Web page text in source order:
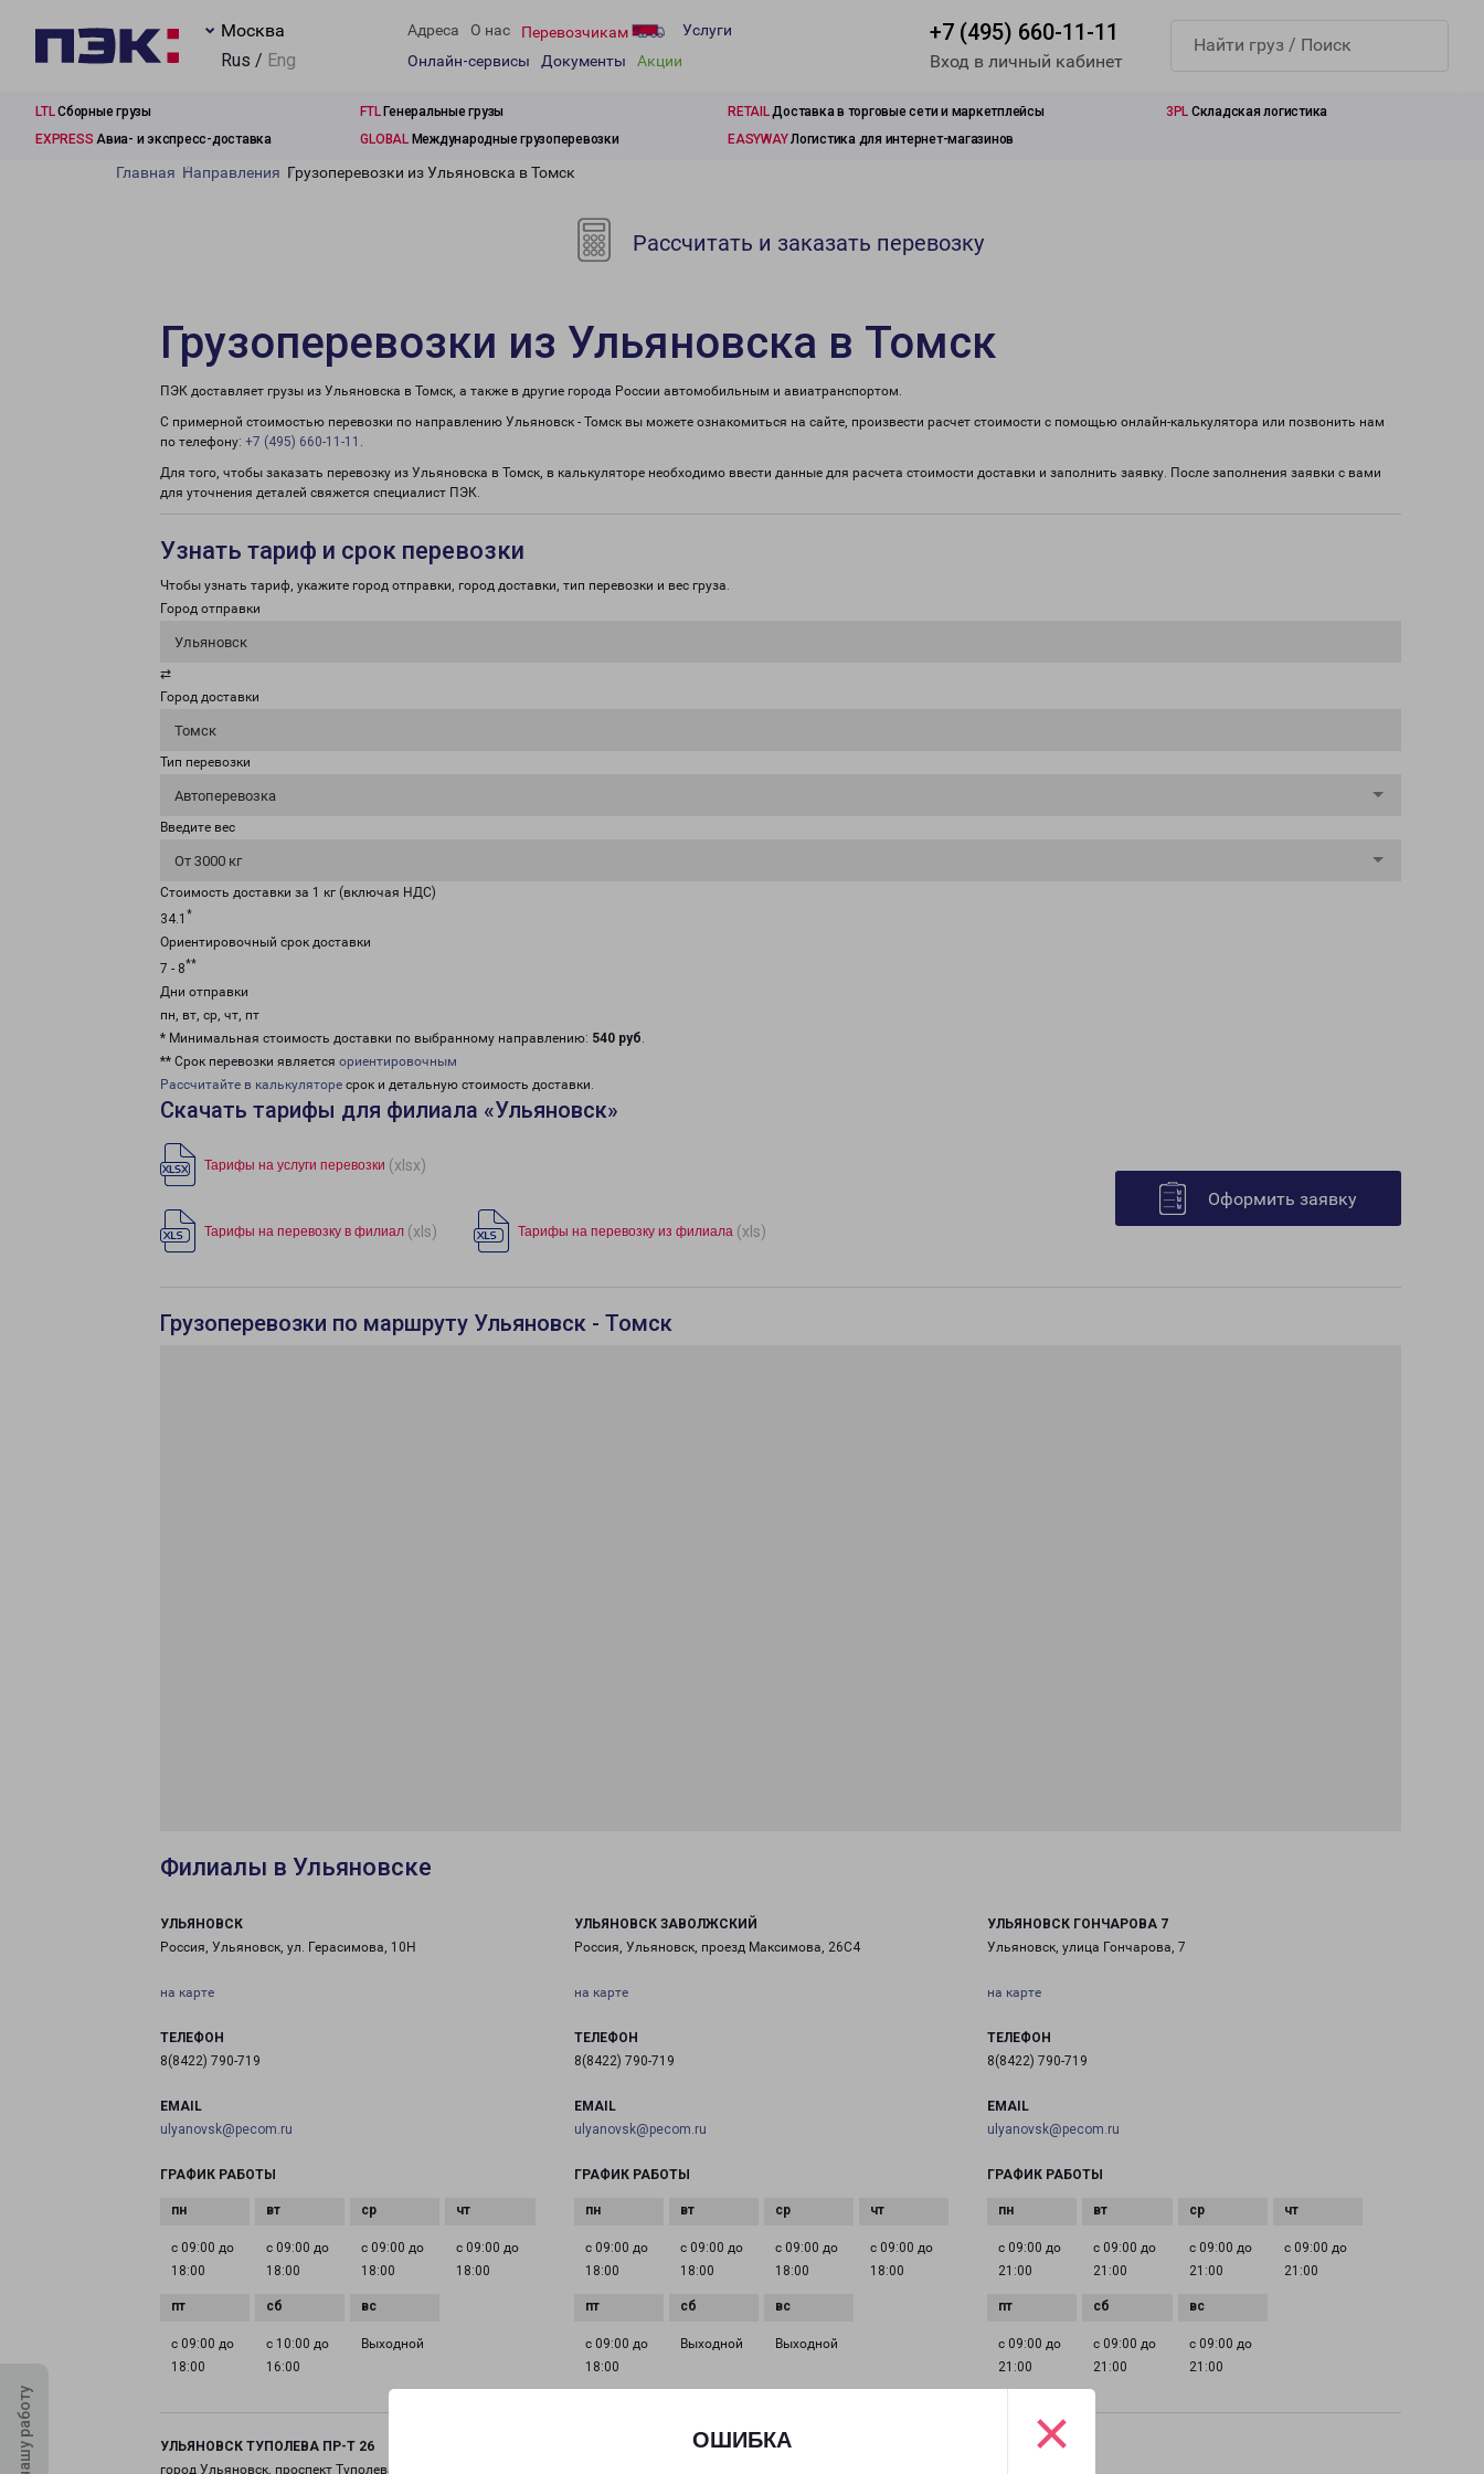
ОШИБКА ×
Москва
Rus / Eng
Адреса О нас Перевозчикам
Услуги
Онлайн-сервисы
Документы Акции
+7 (495) 660-11-11
Вход в личный кабинет
LTLСборные грузы FTLГенеральные грузы RETAILДоставка в торговые сети и маркетплейсы 3PL Складская логистика
EXPRESS Авиа- и экспресс-доставка GLOBALМеждународные грузоперевозки EASYWAYЛогистика для интернет-магазинов
Главная Направления Грузоперевозки из Ульяновска в Томск
Рассчитать и заказать перевозку
Грузоперевозки из Ульяновска в Томск
ПЭК доставляет грузы из Ульяновска в Томск, а также в другие города России автомобильным и авиатранспортом.
С примерной стоимостью перевозки по направлению Ульяновск - Томск вы можете ознакомиться на сайте, произвести расчет стоимости с помощью онлайн-калькулятора или позвонить нам
по телефону: +7 (495) 660-11-11 .
Для того, чтобы заказать перевозку из Ульяновска в Томск, в калькуляторе необходимо ввести данные для расчета стоимости доставки и заполнить заявку. После заполнения заявки с вами
для уточнения деталей свяжется специалист ПЭК.
Узнать тариф и срок перевозки
Чтобы узнать тариф, укажите город отправки, город доставки, тип перевозки и вес груза.
Город отправки
Ульяновск
⇄
Город доставки
Томск
Тип перевозки
Автоперевозка
Введите вес
От 3000 кг
Стоимость доставки за 1 кг (включая НДС)
34.1 *
Ориентировочный срок доставки
7 - 8**
Дни отправки
пн, вт, ср, чт, пт
* Минимальная стоимость доставки по выбранному направлению: 540 руб.
** Срок перевозки является ориентировочным
Рассчитайте в калькуляторе срок и детальную стоимость доставки.
Скачать тарифы для филиала «Ульяновск»
Тарифы на услуги перевозки (xlsx)
Тарифы на перевозку в филиал (xls) Тарифы на перевозку из филиала (xls)
Оформить заявку
Грузоперевозки по маршруту Ульяновск - Томск
Филиалы в Ульяновске
УЛЬЯНОВСК
Россия, Ульяновск, ул. Герасимова, 10Н
на карте
ТЕЛЕФОН
8(8422) 790-719
EMAIL
ulyanovsk@pecom.ru
ГРАФИК РАБОТЫ
с 09:00 до
18:00
с 09:00 до
18:00
с 09:00 до
18:00
с 09:00 до
18:00
с 09:00 до
18:00
с 10:00 до
16:00
Выходной
УЛЬЯНОВСК ЗАВОЛЖСКИЙ
Россия, Ульяновск, проезд Максимова, 26С4
на карте
ТЕЛЕФОН
8(8422) 790-719
EMAIL
ulyanovsk@pecom.ru
ГРАФИК РАБОТЫ
с 09:00 до
18:00
с 09:00 до
18:00
с 09:00 до
18:00
с 09:00 до
18:00
с 09:00 до
18:00
Выходной Выходной
УЛЬЯНОВСК ГОНЧАРОВА 7
Ульяновск, улица Гончарова, 7
на карте
ТЕЛЕФОН
8(8422) 790-719
EMAIL
ulyanovsk@pecom.ru
ГРАФИК РАБОТЫ
с 09:00 до
21:00
с 09:00 до
21:00
с 09:00 до
21:00
с 09:00 до
21:00
с 09:00 до
21:00
с 09:00 до
21:00
с 09:00 до
21:00
УЛЬЯНОВСК ТУПОЛЕВА ПР-Т 26
город Ульяновск, проспект Туполева, 26